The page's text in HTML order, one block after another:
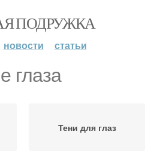
ПОДРУЖКА
новости статьи
глаза
Тени для глаз